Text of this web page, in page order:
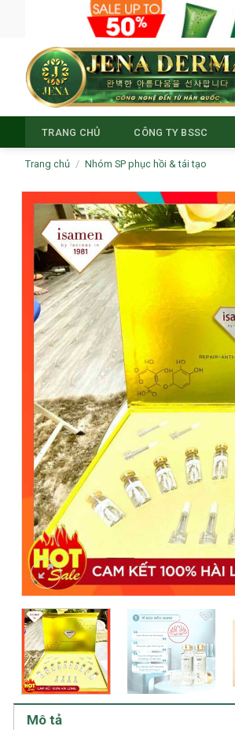
content
TRANG CHỦ CÔNG TY BSSC
Trang chủ / Nhóm SP phục hồi & tái tạo
Mô tả